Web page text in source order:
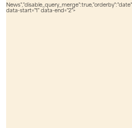
data-start="1" data-end="2">